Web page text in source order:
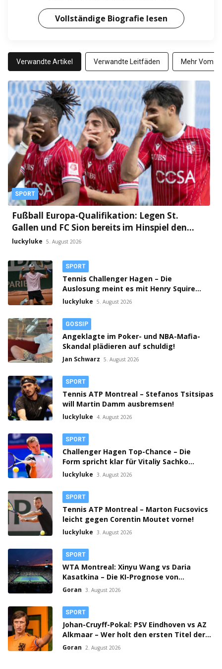
Vollständige Biografie lesen
Verwandte Artikel Verwandte Leitfäden Mehr Vom
SPORT
Fußball Europa-Qualifikation: Legen St.
Gallen und FC Sion bereits im Hinspiel den
Grundstein fürs Weiterkommen?
luckyluke 5. August 2026
SPORT
Tennis Challenger Hagen – Die
Auslosung meint es mit Henry Squire
gut!
luckyluke 5. August 2026
GOSSIP
Angeklagte im Poker- und NBA-Mafia-
Skandal plädieren auf schuldig!
Jan Schwarz 5. August 2026
SPORT
Tennis ATP Montreal – Stefanos Tsitsipas
will Martin Damm ausbremsen!
luckyluke 4. August 2026
SPORT
Challenger Hagen Top-Chance – Die
Form spricht klar für Vitaliy Sachko
gegen Lorenzo Guistino!
luckyluke 3. August 2026
SPORT
Tennis ATP Montreal – Marton Fucsovics
leicht gegen Corentin Moutet vorne!
luckyluke 3. August 2026
SPORT
WTA Montreal: Xinyu Wang vs Daria
Kasatkina – Die KI-Prognose von
ChatGPT!
Goran 3. August 2026
SPORT
Johan-Cruyff-Pokal: PSV Eindhoven vs AZ
Alkmaar – Wer holt den ersten Titel der
Saison?
Goran 2. August 2026